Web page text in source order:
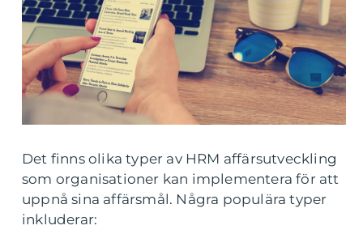
Det finns olika typer av HRM affärsutveckling
som organisationer kan implementera för att
uppnå sina affärsmål. Några populära typer
inkluderar: